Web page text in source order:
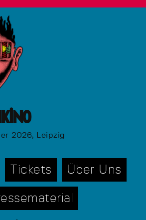
2026, Leipzig
Tickets Über Uns